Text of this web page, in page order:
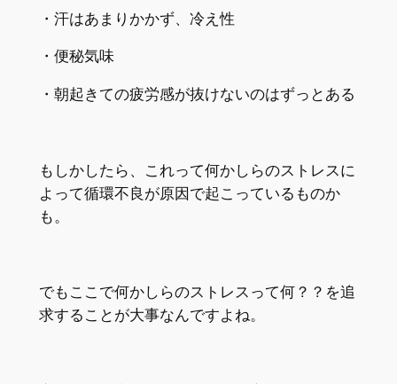
・汗はあまりかかず、冷え性
・便秘気味
・朝起きての疲労感が抜けないのはずっとある
もしかしたら、これって何かしらのストレスに
よって循環不良が原因で起こっているものか
も。
でもここで何かしらのストレスって何？？を追
求することが大事なんですよね。